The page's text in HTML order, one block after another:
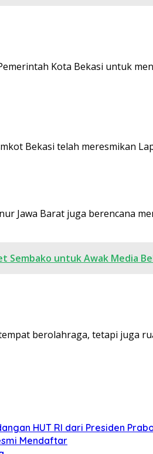
Kota Bekasi untuk
Bekasi telah meresmikan
Jawa Barat juga berencana
Sembako untuk Awak Media
berolahraga, tetapi juga
HUT RI dari Presiden
Mendaftar